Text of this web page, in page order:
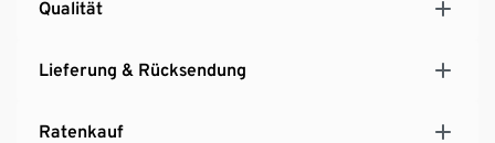
Qualität
Lieferung & Rücksendung
Ratenkauf